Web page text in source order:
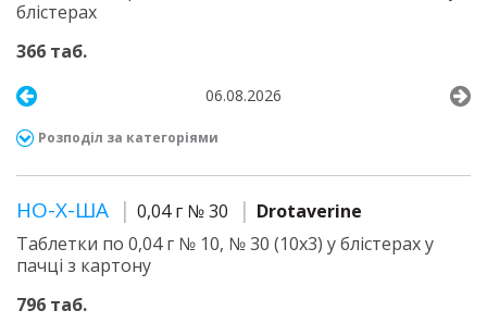
блістерах
366 таб.
06.08.2026
Розподіл за категоріями
НО-Х-ША 0,04 г № 30
Drotaverine
Таблетки по 0,04 г № 10, № 30 (10х3) у блістерах у
пачці з картону
796 таб.